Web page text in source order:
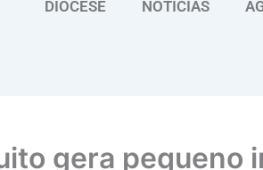
DIOCESE NOTÍCIAS
gera pequeno